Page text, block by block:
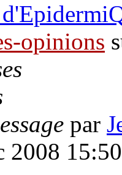
opinions
par
2008 15:50